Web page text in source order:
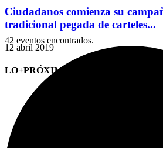
Ciudadanos comienza su
tradicional pegada de carteles...
12 abril 2019
LO+PRÓXIMO (CITAS)
42 eventos encontrados.